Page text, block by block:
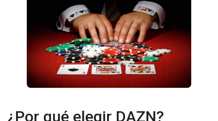
¿Por qué elegir DAZN?